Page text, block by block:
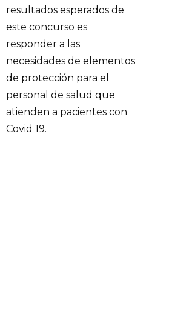
resultados esperados de
este concurso es
responder a las
necesidades de elementos
de protección para el
personal de salud que
atienden a pacientes con
Covid 19.